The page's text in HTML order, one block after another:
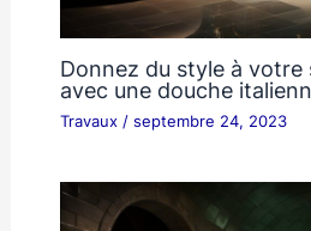
Donnez du style à votre
avec une douche
Travaux/ septembre 24, 2023